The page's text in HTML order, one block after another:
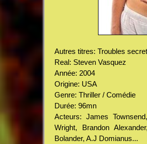
Autres titres: Troubles
Real: Steven Vasquez
Année: 2004
Origine: USA
Genre: Thriller / Comédie
Durée: 96mn
Acteurs: James
Wright, Brandon
Bolander, A.J Domianus...